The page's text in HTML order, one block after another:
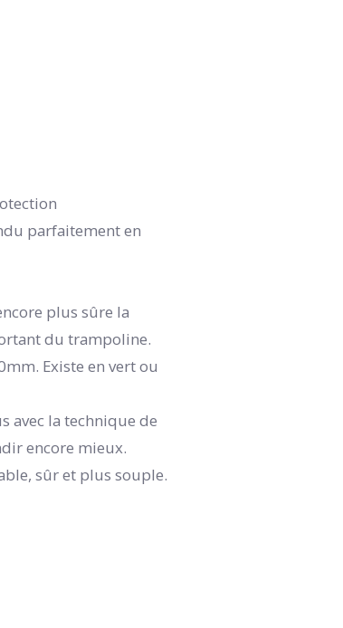
parfaitement en
plus sûre la
du trampoline.
Existe en vert ou
avec la technique de
encore mieux.
sûr et plus souple.